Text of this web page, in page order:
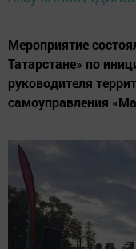
Мероприятие
Татарстане» по
руководителя
самоуправления